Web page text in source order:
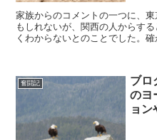
家族からのコメントの一つに、
もしれないが、関西の人からす
くわからないとのことでした。
奮闘記
ブロ
のヨ
ョン